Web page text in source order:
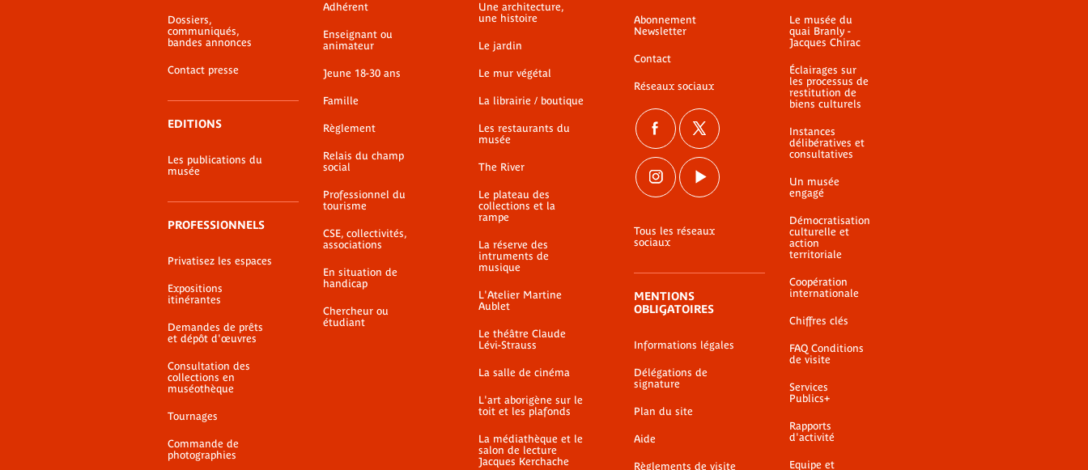
page
Dossiers,
communiqués,
bandes annonces
Contact presse
EDITIONS
Les publications du
musée
PROFESSIONNELS
Privatisez les espaces
Expositions
itinérantes
Demandes de prêts
et dépôt d'œuvres
Consultation des
collections en
muséothèque
Tournages
Commande de
photographies
Adhérent
Enseignant ou
animateur
Jeune 18-30 ans
Famille
Règlement
Relais du champ
social
Professionnel du
tourisme
CSE, collectivités,
associations
En situation de
handicap
Chercheur ou
étudiant
Une architecture,
une histoire
Le jardin
Le mur végétal
La librairie / boutique
Les restaurants du
musée
The River
Le plateau des
collections et la
rampe
La réserve des
intruments de
musique
L'Atelier Martine
Aublet
Le théâtre Claude
Lévi-Strauss
La salle de cinéma
L'art aborigène sur le
toit et les plafonds
La médiathèque et le
salon de lecture
Jacques Kerchache
Abonnement
Newsletter
Contact
Réseaux sociaux
Tous les réseaux
sociaux
MENTIONS
OBLIGATOIRES
Informations légales
Délégations de
signature
Plan du site
Aide
Règlements de visite
Le musée du
quai Branly -
Jacques Chirac
Éclairages sur
les processus de
restitution de
biens culturels
Instances
délibératives et
consultatives
Un musée
engagé
Démocratisation
culturelle et
action
territoriale
Coopération
internationale
Chiffres clés
FAQ Conditions
de visite
Services
Publics+
Rapports
d'activité
Equipe et